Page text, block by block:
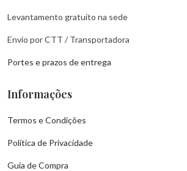
Levantamento gratuito na sede
Envio por CTT / Transportadora
Portes e prazos de entrega
Informações
Termos e Condições
Política de Privacidade
Guia de Compra